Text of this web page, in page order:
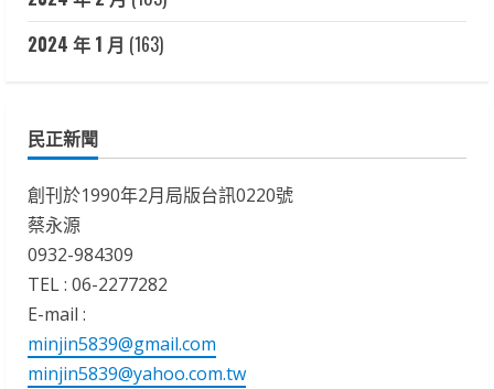
2024 年 1 月 (163)
民正新聞
創刊於1990年2月局版台訊0220號
蔡永源
0932-984309
TEL : 06-2277282
E-mail :
minjin5839@gmail.com
minjin5839@yahoo.com.tw